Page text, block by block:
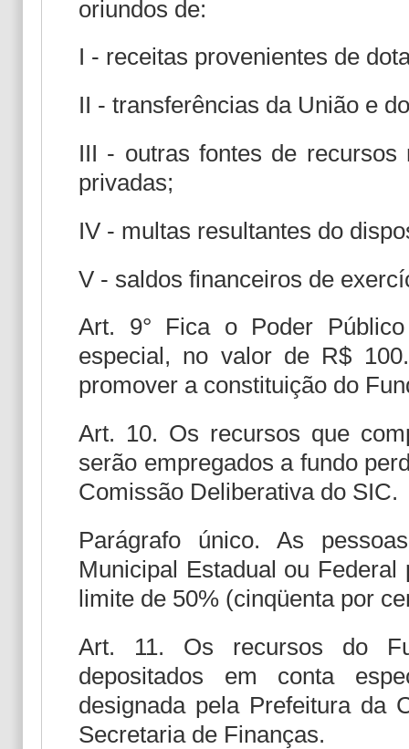
oriundos de:
I - receitas provenientes de
II - transferências da União e
III - outras fontes de recursos
privadas;
IV - multas resultantes do
V - saldos financeiros de
Art. 9° Fica o Poder
especial, no valor de R$
promover a constituição do
Art. 10. Os recursos que
serão empregados a fundo
Comissão Deliberativa do SIC.
Parágrafo único. As
Municipal Estadual ou
limite de 50% (cinqüenta por
Art. 11. Os recursos do
depositados em conta
designada pela Prefeitura da
Secretaria de Finanças.